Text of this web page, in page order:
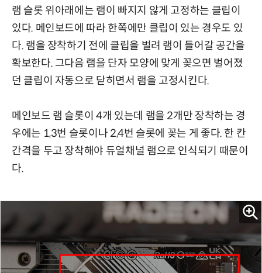
램 슬롯 위아래에는 램이 빠지지 않게 고정하는 클립이
있다. 메인보드에 따라 한쪽에만 클립이 있는 경우도 있
다. 램을 장착하기 전에 클립을 벌려 램이 들어갈 공간을
확보한다. 그다음 램을 단자 모양에 맞게 꽂으면 벌어졌
던 클립이 자동으로 닫히면서 램을 고정시킨다.
메인보드 램 슬롯이 4개 있는데 램을 2개만 장착하는 경
우에는 1,3번 슬롯이나 2,4번 슬롯에 꽂는 게 좋다. 한 칸
간격을 두고 장착해야 듀얼채널 램으로 인식되기 때문이
다.